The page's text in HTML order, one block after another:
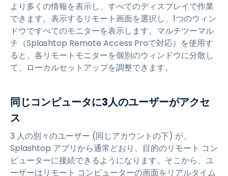
より多くの情報を表示し、すべてのディスプレイで作業
できます。表示するリモート画面を選択し、1つのウィン
ドウですべてのモニターを表示します。マルチツーマル
チ（Splashtop Remote Access Proで対応）を使用す
ると、各リモートモニターを個別のウィンドウに分散し
て、ローカルセットアップを調整できます。
同じコンピュータに3人のユーザーがアクセ
ス
3 人の別々のユーザー (同じアカウントの下) が、
Splashtop アプリから通常どおり、目的のリモート コン
ピューターに接続できるようになります。そこから、ユ
ーザーはリモート コンピューターの画面をリアルタイム